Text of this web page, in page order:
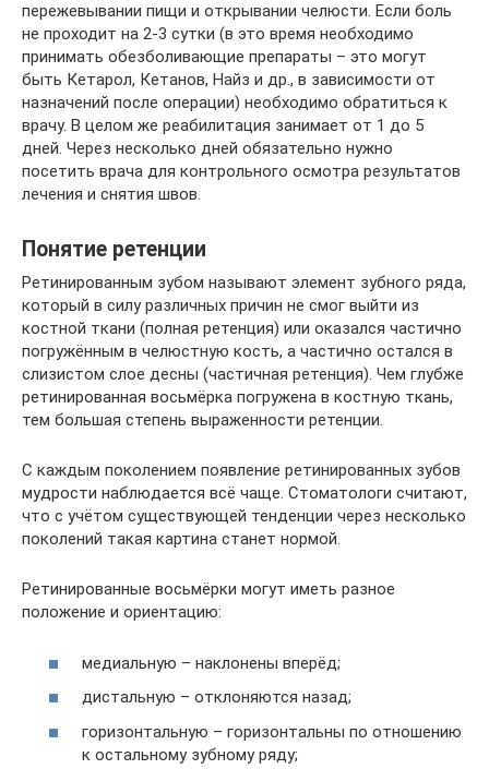
пережевывании пищи и открывании челюсти. Если боль
не проходит на 2-3 сутки (в это время необходимо
принимать обезболивающие препараты – это могут
быть Кетарол, Кетанов, Найз и др., в зависимости от
назначений после операции) необходимо обратиться к
врачу. В целом же реабилитация занимает от 1 до 5
дней. Через несколько дней обязательно нужно
посетить врача для контрольного осмотра результатов
лечения и снятия швов.
Понятие ретенции
Ретинированным зубом называют элемент зубного ряда,
который в силу различных причин не смог выйти из
костной ткани (полная ретенция) или оказался частично
погружённым в челюстную кость, а частично остался в
слизистом слое десны (частичная ретенция). Чем глубже
ретинированная восьмёрка погружена в костную ткань,
тем большая степень выраженности ретенции.
С каждым поколением появление ретинированных зубов
мудрости наблюдается всё чаще. Стоматологи считают,
что с учётом существующей тенденции через несколько
поколений такая картина станет нормой.
Ретинированные восьмёрки могут иметь разное
положение и ориентацию:
медиальную – наклонены вперёд;
дистальную – отклоняются назад;
горизонтальную – горизонтальны по отношению
к остальному зубному ряду;